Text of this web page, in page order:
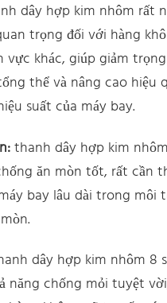
dây hợp kim nhôm rất
trọng đối với hàng
vực khác, giúp giảm
thể và nâng cao hiệu
suất của máy bay.
thanh dây hợp kim
ăn mòn tốt, rất cần
bay lâu dài trong môi
dây hợp kim nhôm 8
năng chống mỏi tuyệt